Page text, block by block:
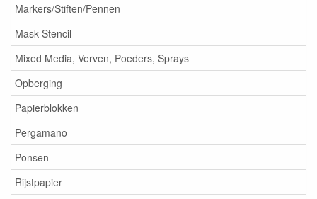
Markers/Stiften/Pennen
Mask Stencil
Mixed Media, Verven, Poeders, Sprays
Opberging
Papierblokken
Pergamano
Ponsen
Rijstpapier